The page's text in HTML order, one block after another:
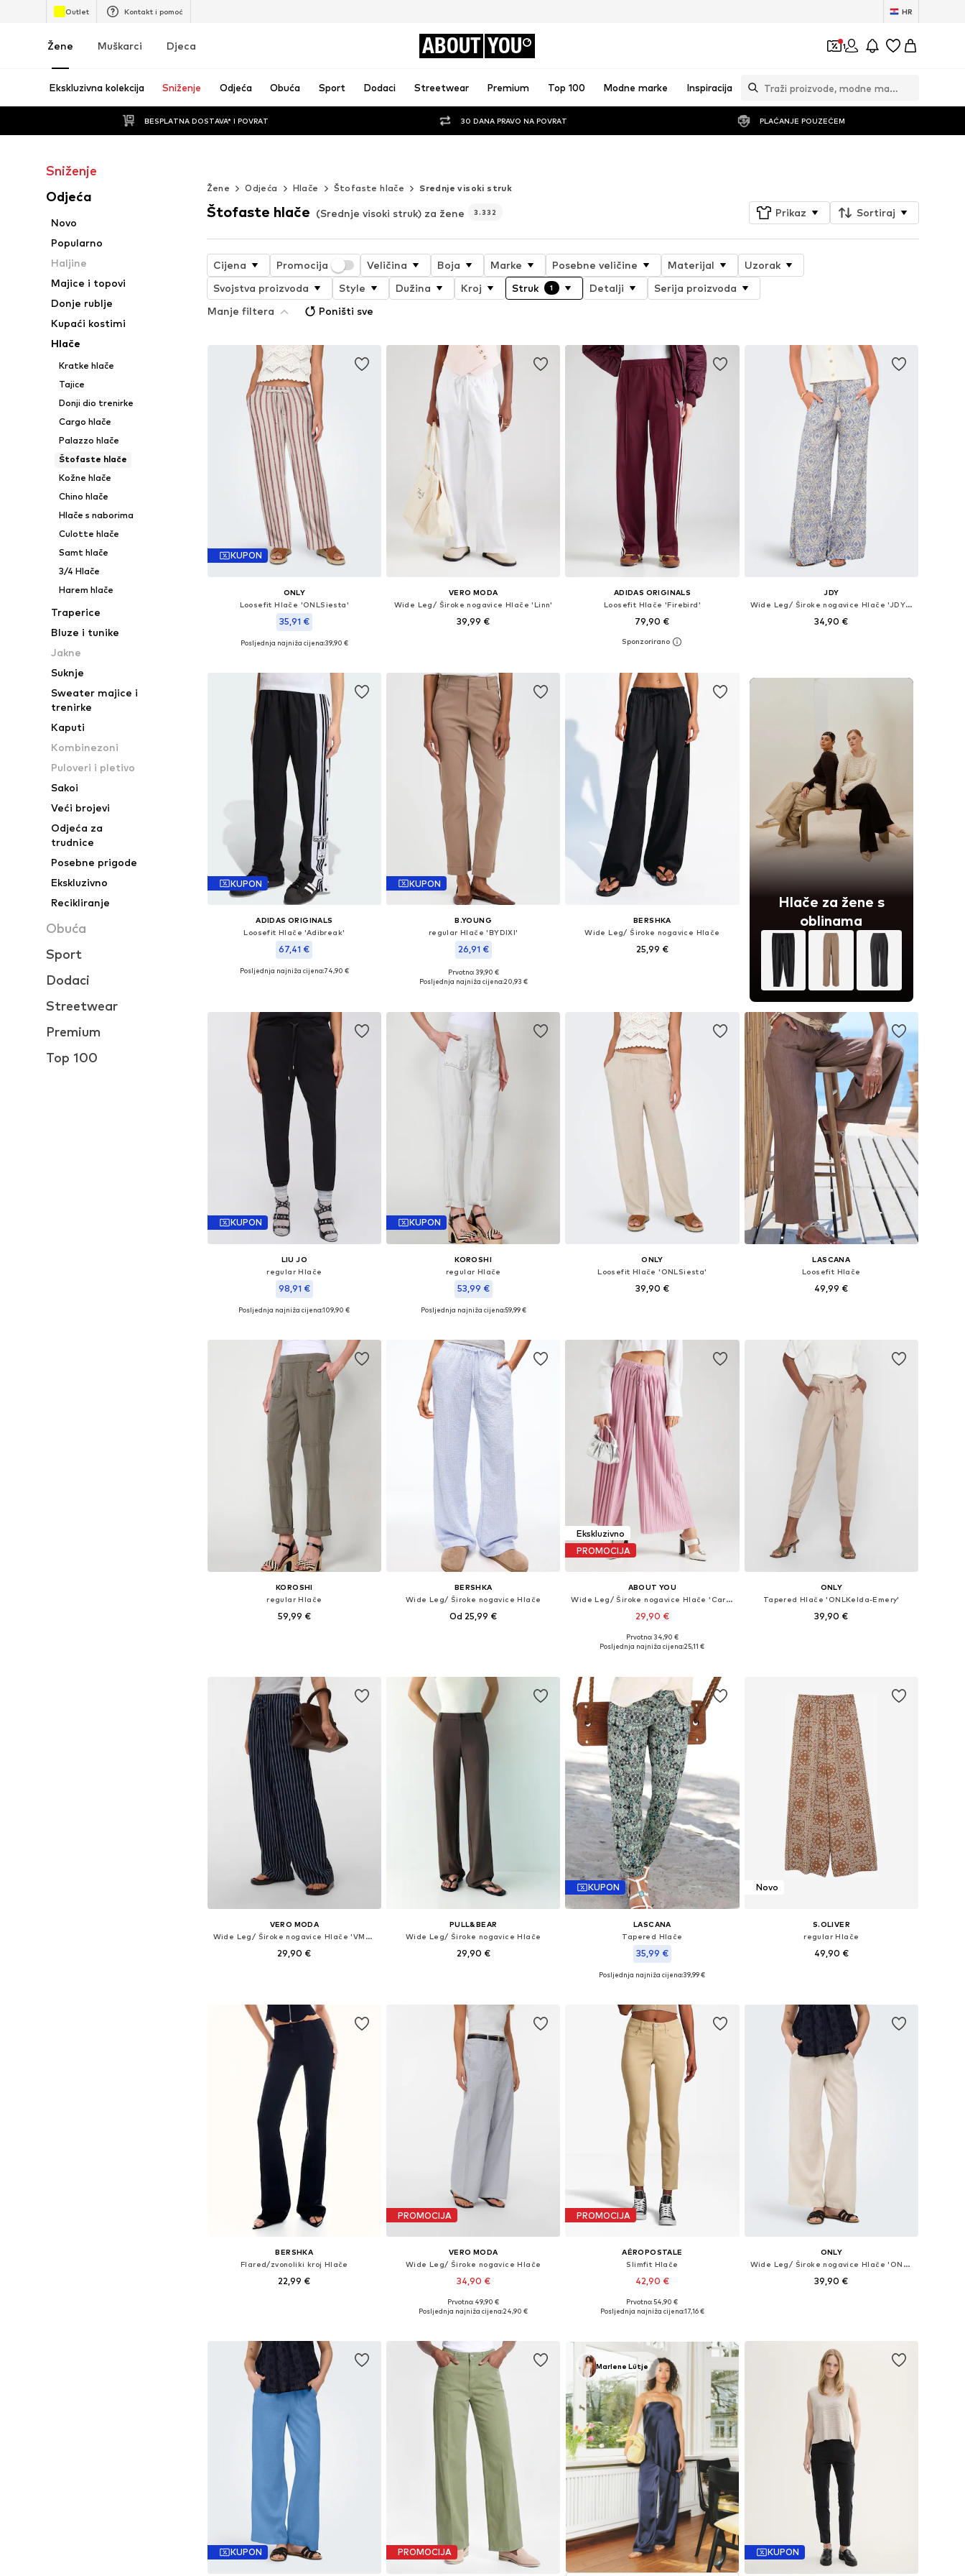
Outlet Kontakt i pomoć HR
Žene Muškarci Djeca ABOUT YOU 1
Ekskluzivna kolekcija Sniženje Odjeća Obuća Sport Dodaci Streetwear Premium Top 100 Modne marke Inspiracija
BESPLATNA DOSTAVA* I POVRAT 30 DANA PRAVO NA POVRAT PLAĆANJE POUZEĆEM
Sniženje
Odjeća
Novo
Popularno
Haljine
Majice i topovi
Donje rublje
Kupaći kostimi
Hlače
Kratke hlače
Tajice
Donji dio trenirke
Cargo hlače
Palazzo hlače
Štofaste hlače
Kožne hlače
Chino hlače
Hlače s naborima
Culotte hlače
Samt hlače
3/4 Hlače
Harem hlače
Traperice
Bluze i tunike
Jakne
Suknje
Sweater majice i
trenirke
Kaputi
Kombinezoni
Puloveri i pletivo
Sakoi
Veći brojevi
Odjeća za
trudnice
Posebne prigode
Ekskluzivno
Recikliranje
Obuća
Sport
Dodaci
Streetwear
Premium
Top 100
Žene
Odjeća Hlače Štofaste hlače Srednje visoki struk
Štofaste hlače (Srednje visoki struk) za žene 3.332 Prikaz Sortiraj
Cijena Promocija Veličina Boja Marke Posebne veličine Materijal
Uzorak
Svojstva proizvoda
Style Dužina Kroj Struk 1 Detalji
Serija proizvoda
Manje filtera
Poništi sve
KUPON
ONLY
Loosefit Hlače 'ONLSiesta'
35,91 €
+4
Posljednja najniža cijena:39,90 €
VERO MODA
Wide Leg/ Široke nogavice Hlače 'Linn'
39,99 €
ADIDAS ORIGINALS
Loosefit Hlače 'Firebird'
79,90 €
Dostupno u više veličina
JDY
Wide Leg/ Široke nogavice Hlače 'JDYBree'
34,90 €
KUPON
ADIDAS ORIGINALS
Loosefit Hlače 'Adibreak'
67,41 €
+3
Posljednja najniža cijena:74,90 €
KUPON
B.YOUNG
regular Hlače 'BYDIXI'
26,91 €
Dostupne veličine: 34, 36, 38, 40, 42
Prvotno: 39,90 €
Posljednja najniža cijena:20,93 €
BERSHKA
Wide Leg/ Široke nogavice Hlače
25,99 €
Hlače za žene s
oblinama
KUPON
LIU JO
regular Hlače
98,91 €
Dostupne veličine: 34, 36, 38, 40, 42, 44
Posljednja najniža cijena:109,90 €
KUPON
KOROSHI
regular Hlače
53,99 €
Dostupne veličine: 34, 36, 38, 40, 42
Posljednja najniža cijena:59,99 €
ONLY
Loosefit Hlače 'ONLSiesta'
39,90 €
LASCANA
Loosefit Hlače
49,99 €
KOROSHI
regular Hlače
59,99 €
BERSHKA
Wide Leg/ Široke nogavice Hlače
Od 25,99 €
Ekskluzivno
PROMOCIJA
ABOUT YOU
Wide Leg/ Široke nogavice Hlače 'Caren'
29,90 €
+10
Dostupne veličine: 36, 38, 40, 42, 44
Prvotno: 34,90 €
Posljednja najniža cijena:25,11 €
ONLY
Tapered Hlače 'ONLKelda-Emery'
39,90 €
VERO MODA
Wide Leg/ Široke nogavice Hlače 'VMRosie'
29,90 €
PULL&BEAR
Wide Leg/ Široke nogavice Hlače
29,90 €
KUPON
LASCANA
Tapered Hlače
35,99 €
Dostupne veličine: 34, 36, 38, 42, 44, 46
Posljednja najniža cijena:39,99 €
Novo
S.OLIVER
regular Hlače
49,90 €
BERSHKA
Flared/zvonoliki kroj Hlače
22,99 €
PROMOCIJA
VERO MODA
Wide Leg/ Široke nogavice Hlače
34,90 €
Prvotno: 49,90 €
Posljednja najniža cijena:24,90 €
PROMOCIJA
AÉROPOSTALE
Slimfit Hlače
42,90 €
Prvotno: 54,90 €
Posljednja najniža cijena:17,16 €
ONLY
Wide Leg/ Široke nogavice Hlače 'ONLBruxelles'
39,90 €
KUPON PROMOCIJA
Marlene Lütje
KUPON